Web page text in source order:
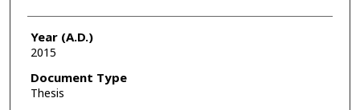
Year (A.D.)
2015
Document Type
Thesis